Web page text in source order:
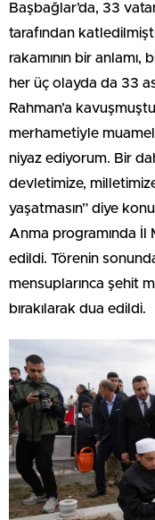
Başbağlar’da, 33
tarafından
rakamının bir
her üç olayda da 33
Rahman’a
merhametiyle
niyaz ediyorum. Bir
devletimize,
yaşatmasın” diye
Anma programında İl
edildi. Törenin
mensuplarınca şehit
bırakılarak dua edildi.